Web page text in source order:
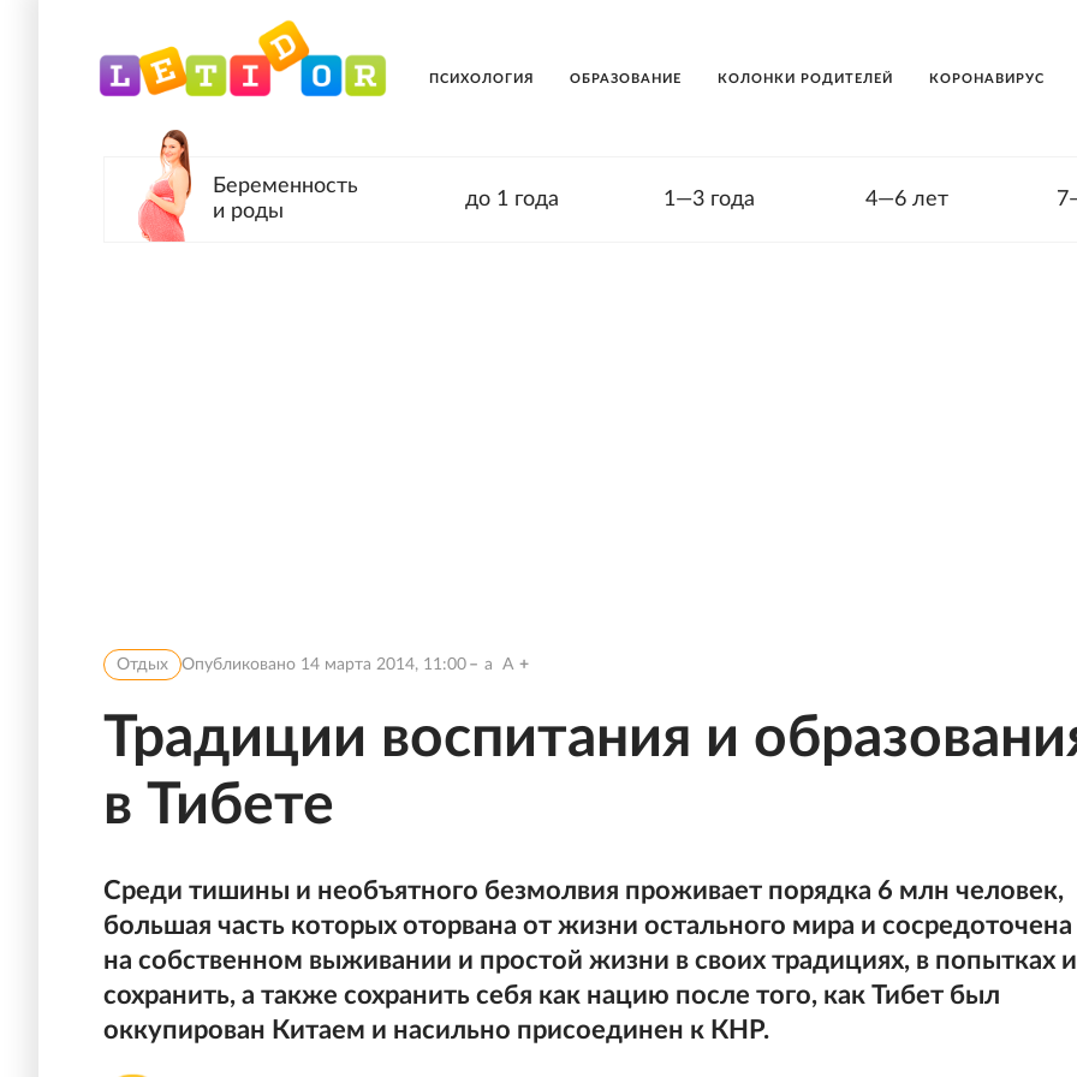
ПСИХОЛОГИЯ ОБРАЗОВАНИЕ КОЛОНКИ РОДИТЕЛЕЙ КОРОНАВИРУС
Беременность
и роды
до 1 года 1—3 года 4—6 лет
Отдых Опубликовано 14 марта 2014, 11:00 a A
Традиции воспитания и
в Тибете
Среди тишины и необъятного безмолвия проживает порядка 6 млн человек,
большая часть которых оторвана от жизни остального мира и сосредоточена
на собственном выживании и простой жизни в своих традициях, в попытках
сохранить, а также сохранить себя как нацию после того, как Тибет был
оккупирован Китаем и насильно присоединен к КНР.